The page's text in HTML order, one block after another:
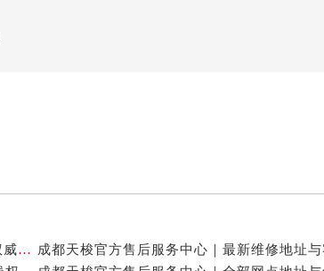
成都天梭官方售后服务中心｜网点地址及售后服务热线权威信息公示（2026年7月最新）